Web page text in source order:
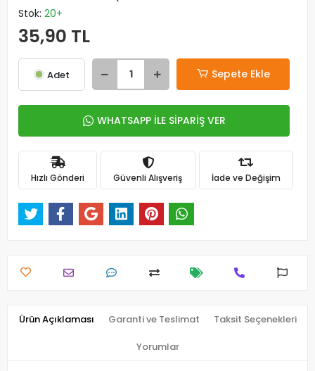
Stok: 20+
35,90 TL
Adet Sepete Ekle
WHATSAPP İLE SİPARİŞ VER
Hızlı Gönderi Güvenli Alışveriş İade ve Değişim
Ürün Açıklaması Garanti ve Teslimat Taksit Seçenekleri
Yorumlar